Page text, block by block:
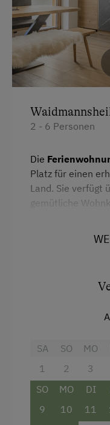
Skilift
Wandern
Wintersport
Kühlschrank
Küche
Wlan
Neubau
Tisch mit
2 - 6 Personen
Die
Platz für einen
Land. Sie verfügt
gemütliche
Steinberge –
4
Backofen
Aussicht
Balkon/
Dusche
SA
1
SO
2
MO
3
SO
9
MO
10
DI
11